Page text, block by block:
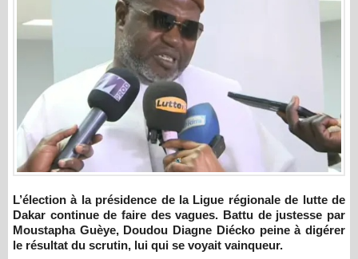
L’élection à la présidence de la Ligue régionale de lutte de
Dakar continue de faire des vagues. Battu de justesse par
Moustapha Guèye, Doudou Diagne Diécko peine à digérer
le résultat du scrutin, lui qui se voyait vainqueur.